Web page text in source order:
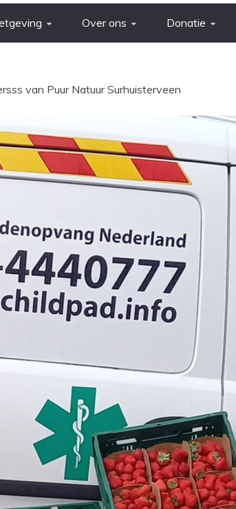
Over ons Donatie
van Puur Natuur Surhuisterveen